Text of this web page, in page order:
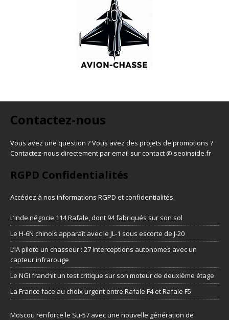
Contactez-nous
Vous avez une question ? Vous avez des projets de promotions ?
Contactez-nous directement par email sur contact @ seoinside.fr
RGPD Confidentialités
Accédez à nos informations RGPD et confidentialités.
L’Inde négocie 114 Rafale, dont 94 fabriqués sur son sol
Le H-6N chinois apparaît avec le JL-1 sous escorte de J-20
L’IA pilote un chasseur : 27 interceptions autonomes avec un
capteur infrarouge
Le NGI franchit un test critique sur son moteur de deuxième étage
La France face au choix urgent entre Rafale F4 et Rafale F5
Moscou renforce le Su-57 avec une nouvelle génération de